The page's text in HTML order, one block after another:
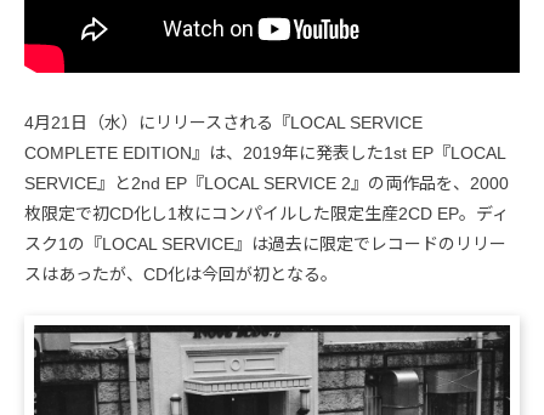
4月21日（水）にリリースされる『LOCAL SERVICE
COMPLETE EDITION』は、2019年に発表した1st EP『LOCAL
SERVICE』と2nd EP『LOCAL SERVICE 2』の両作品を、2000
枚限定で初CD化し1枚にコンパイルした限定生産2CD EP。ディ
スク1の『LOCAL SERVICE』は過去に限定でレコードのリリー
スはあったが、CD化は今回が初となる。